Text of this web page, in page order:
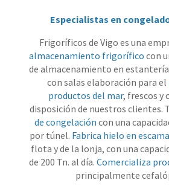
Especialistas en
Frigoríficos de Vigo es una
almacenamiento frigorífico con
de almacenamiento en
con salas elaboración para el
productos del mar, frescos y
disposición de nuestros clientes.
de congelación con una
por túnel. Fabrica hielo en
flota y de la lonja, con una
de 200 Tn. al día. Comercializa
principalmente